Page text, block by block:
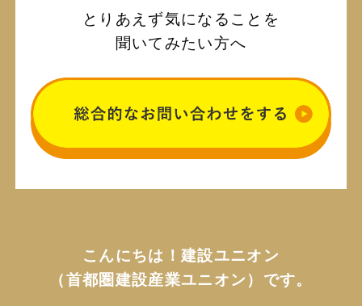
とりあえず気になることを
聞いてみたい方へ
こんにちは！建設ユニオン
（首都圏建設産業ユニオン）です。